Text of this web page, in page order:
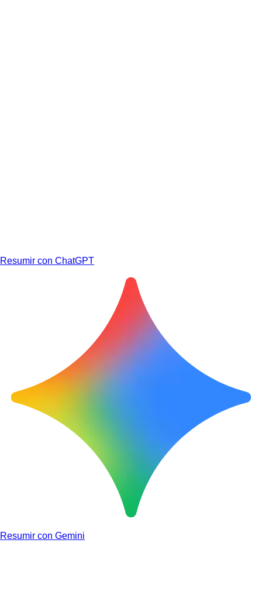
Resumir con ChatGPT
Resumir con Gemini